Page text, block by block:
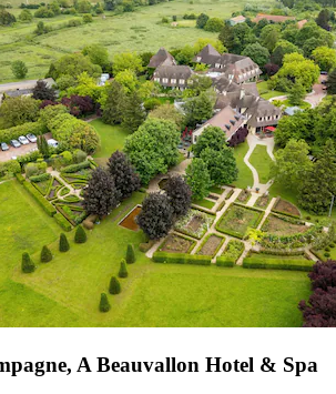
A Beauvallon Hotel & Spa